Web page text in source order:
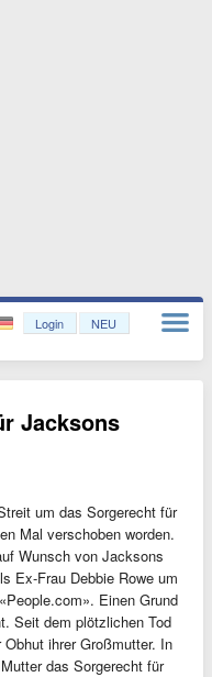
Login NEU
Jacksons
um das Sorgerecht für
Mal verschoben worden.
Wunsch von Jacksons
Ex-Frau Debbie Rowe um
Einen Grund
Seit dem plötzlichen Tod
ihrer Großmutter. In
das Sorgerecht für